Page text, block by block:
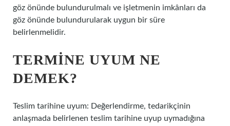
göz önünde bulundurulmalı ve işletmenin imkânları da
göz önünde bulundurularak uygun bir süre
belirlenmelidir.
TERMINE UYUM NE
DEMEK?
Teslim tarihine uyum: Değerlendirme, tedarikçinin
anlaşmada belirlenen teslim tarihine uyup uymadığına